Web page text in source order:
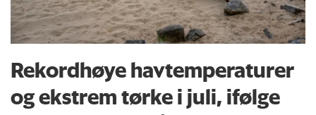
Rekordhøye havtemperaturer
og ekstrem tørke i juli, ifølge